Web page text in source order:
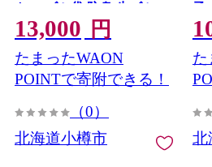
ト) ゴミ袋 防臭 生ゴミ
ビニール袋 赤ちゃん おむ
つ ペット 臭わない 防臭袋
ごみ袋 セット 小樽市 北海
道
13,000 円
たまったWAON
POINTで寄附できる！
（0）
北海道小樽市
子
卵
【
送
た
北